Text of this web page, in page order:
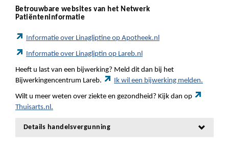
Betrouwbare websites van het Netwerk
Patiënteninformatie
Informatie over Linagliptine op Apotheek.nl
Informatie over Linagliptin op Lareb.nl
Heeft u last van een bijwerking? Meld dit dan bij het
Bijwerkingencentrum Lareb.
Ik wil een bijwerking melden.
Wilt u meer weten over ziekte en gezondheid? Kijk dan op
Thuisarts.nl.
Details handelsvergunning